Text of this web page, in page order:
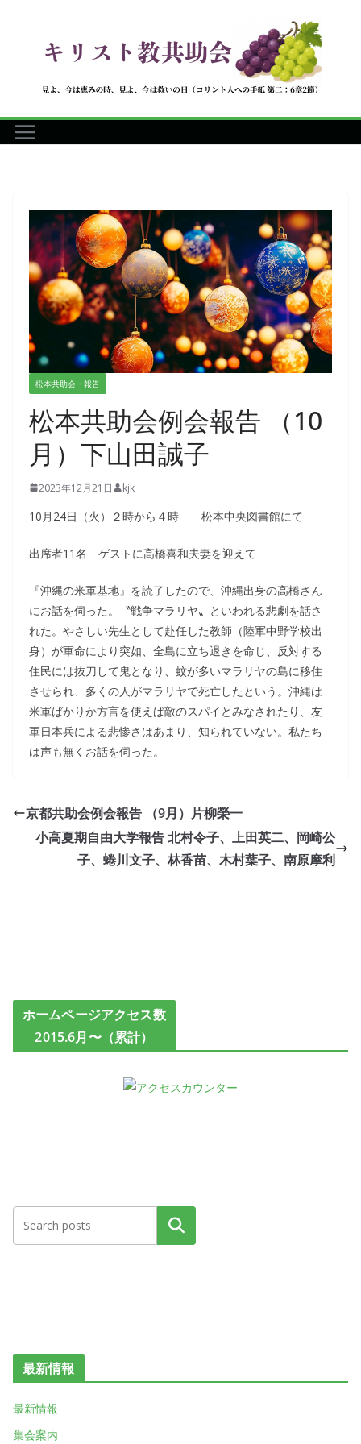
へ
ス
松本共助会・報告
松本共助会例会報告 （10
月）下山田誠子
2023年12月21日 kjk
10月24日（火）２時から４時 松本中央図書館にて
出席者11名 ゲストに高橋喜和夫妻を迎えて
『沖縄の米軍基地』を読了したので、沖縄出身の高橋さん
にお話を伺った。〝戦争マラリヤ〟といわれる悲劇を話さ
れた。やさしい先生として赴任した教師（陸軍中野学校出
身）が軍命により突如、全島に立ち退きを命じ、反対する
住民には抜刀して鬼となり、蚊が多いマラリヤの島に移住
させられ、多くの人がマラリヤで死亡したという。沖縄は
米軍ばかりか方言を使えば敵のスパイとみなされたり、友
軍日本兵による悲惨さはあまり、知られていない。私たち
は声も無くお話を伺った。
京都共助会例会報告 （9月）片柳榮一
小高夏期自由大学報告 北村令子、上田英二、岡崎公
子、蜷川文子、林香苗、木村葉子、南原摩利
ホームページアクセス数
2015.6月〜（累計）
検索
最新情報
最新情報
集会案内